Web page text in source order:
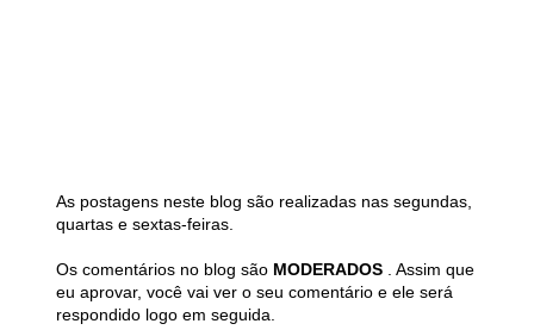
As postagens neste blog são realizadas nas segundas,
quartas e sextas-feiras.
Os comentários no blog são MODERADOS
. Assim que
eu aprovar, você vai ver o seu comentário e ele será
respondido logo em seguida.